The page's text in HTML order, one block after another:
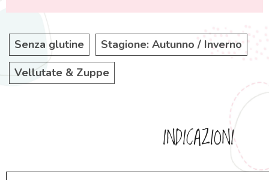
Senza glutine
Stagione: Autunno / Inverno
Vellutate & Zuppe
INDICAZIONI